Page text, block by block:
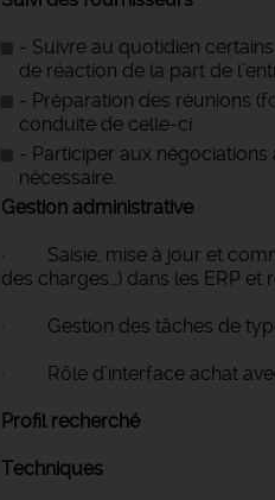
- Suivre au quotidien
de réaction de la part de
- Préparation des réunions
conduite de celle-ci
- Participer aux
nécessaire.
Gestion administrative
· Saisie, mise à jour et
des charges…) dans les ERP
· Gestion des tâches de type
· Rôle d’interface achat
Profil recherché
Techniques